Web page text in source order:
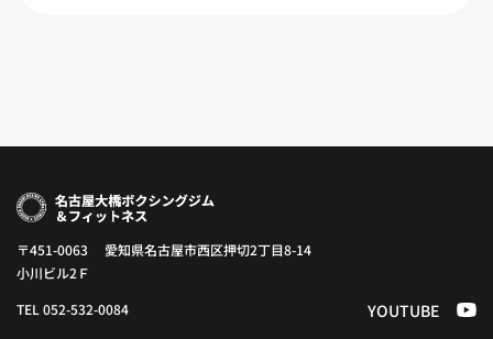
〒451-0063 愛知県名古屋市西区押切2丁目8-14
小川ビル2Ｆ
TEL 052-532-0084
YOUTUBE